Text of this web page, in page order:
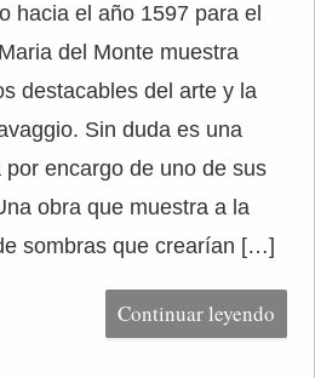
hacia el año 1597 para el
del Monte muestra
destacables del arte y la
Sin duda es una
encargo de uno de sus
obra que muestra a la
sombras que crearían […]
Continuar leyendo